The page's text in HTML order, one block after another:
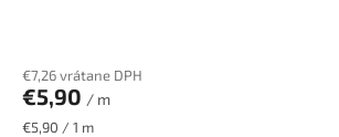
€7,26 vrátane DPH
€5,90 / m
Jednotková
€5,90 / 1 m